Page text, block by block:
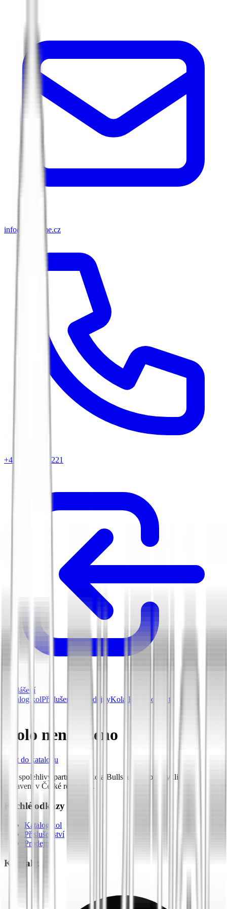
info@biketime.cz
+420 604 263 221
Přihlášení
Katalog kolPříslušenství ProdejnyKola Bulls Kontakt
Kolo nenalezeno
Zpět do katalogu
Váš spolehlivý partner pro kola Bulls a prémiové cyklistické
vybavení v České republice.
Rychlé odkazy
Katalog kol
Příslušenství
Prodejny
Kontakt